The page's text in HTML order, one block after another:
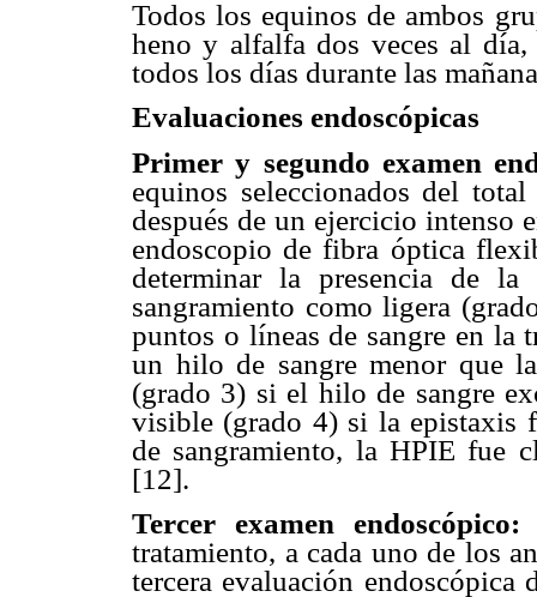
Todos los equinos de ambos
heno y alfalfa dos veces al
todos los días durante las
Evaluaciones endoscópicas
Primer y segundo examen
equinos seleccionados del
después de un ejercicio intenso
endoscopio de fibra óptica
determinar la presencia de
sangramiento como ligera
puntos o líneas de sangre en la
un hilo de sangre menor que
(grado 3) si el hilo de sangre
visible (grado 4) si la epistaxis
de sangramiento, la HPIE fue
[12].
Tercer examen
tratamiento, a cada uno de los
tercera evaluación